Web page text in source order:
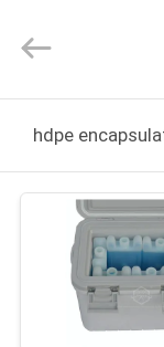
PRODUK
TENTANG
KAMI
energy
Technology
Rights
hdpe